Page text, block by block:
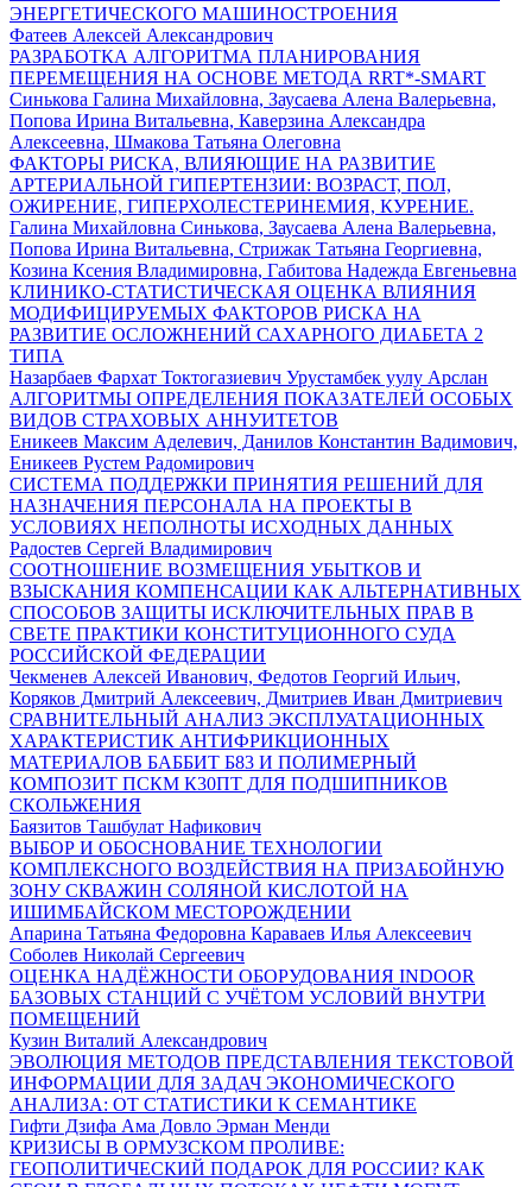
ЭНЕРГЕТИЧЕСКОГО МАШИНОСТРОЕНИЯ
Фатеев Алексей Александрович
РАЗРАБОТКА АЛГОРИТМА ПЛАНИРОВАНИЯ
ПЕРЕМЕЩЕНИЯ НА ОСНОВЕ МЕТОДА RRT*-SMART
Синькова Галина Михайловна, Заусаева Алена Валерьевна,
Попова Ирина Витальевна, Каверзина Александра
Алексеевна, Шмакова Татьяна Олеговна
ФАКТОРЫ РИСКА, ВЛИЯЮЩИЕ НА РАЗВИТИЕ
АРТЕРИАЛЬНОЙ ГИПЕРТЕНЗИИ: ВОЗРАСТ, ПОЛ,
ОЖИРЕНИЕ, ГИПЕРХОЛЕСТЕРИНЕМИЯ, КУРЕНИЕ.
Галина Михайловна Синькова, Заусаева Алена Валерьевна,
Попова Ирина Витальевна, Стрижак Татьяна Георгиевна,
Козина Ксения Владимировна, Габитова Надежда Евгеньевна
КЛИНИКО-СТАТИСТИЧЕСКАЯ ОЦЕНКА ВЛИЯНИЯ
МОДИФИЦИРУЕМЫХ ФАКТОРОВ РИСКА НА
РАЗВИТИЕ ОСЛОЖНЕНИЙ САХАРНОГО ДИАБЕТА 2
ТИПА
Назарбаев Фархат Токтогазиевич Урустамбек уулу Арслан
АЛГОРИТМЫ ОПРЕДЕЛЕНИЯ ПОКАЗАТЕЛЕЙ ОСОБЫХ
ВИДОВ СТРАХОВЫХ АННУИТЕТОВ
Еникеев Максим Аделевич, Данилов Константин Вадимович,
Еникеев Рустем Радомирович
СИСТЕМА ПОДДЕРЖКИ ПРИНЯТИЯ РЕШЕНИЙ ДЛЯ
НАЗНАЧЕНИЯ ПЕРСОНАЛА НА ПРОЕКТЫ В
УСЛОВИЯХ НЕПОЛНОТЫ ИСХОДНЫХ ДАННЫХ
Радостев Сергей Владимирович
СООТНОШЕНИЕ ВОЗМЕЩЕНИЯ УБЫТКОВ И
ВЗЫСКАНИЯ КОМПЕНСАЦИИ КАК АЛЬТЕРНАТИВНЫХ
СПОСОБОВ ЗАЩИТЫ ИСКЛЮЧИТЕЛЬНЫХ ПРАВ В
СВЕТЕ ПРАКТИКИ КОНСТИТУЦИОННОГО СУДА
РОССИЙСКОЙ ФЕДЕРАЦИИ
Чекменев Алексей Иванович, Федотов Георгий Ильич,
Коряков Дмитрий Алексеевич, Дмитриев Иван Дмитриевич
СРАВНИТЕЛЬНЫЙ АНАЛИЗ ЭКСПЛУАТАЦИОННЫХ
ХАРАКТЕРИСТИК АНТИФРИКЦИОННЫХ
МАТЕРИАЛОВ БАББИТ Б83 И ПОЛИМЕРНЫЙ
КОМПОЗИТ ПСКМ К30ПТ ДЛЯ ПОДШИПНИКОВ
СКОЛЬЖЕНИЯ
Баязитов Ташбулат Нафикович
ВЫБОР И ОБОСНОВАНИЕ ТЕХНОЛОГИИ
КОМПЛЕКСНОГО ВОЗДЕЙСТВИЯ НА ПРИЗАБОЙНУЮ
ЗОНУ СКВАЖИН СОЛЯНОЙ КИСЛОТОЙ НА
ИШИМБАЙСКОМ МЕСТОРОЖДЕНИИ
Апарина Татьяна Федоровна Караваев Илья Алексеевич
Соболев Николай Сергеевич
ОЦЕНКА НАДЁЖНОСТИ ОБОРУДОВАНИЯ INDOOR
БАЗОВЫХ СТАНЦИЙ С УЧЁТОМ УСЛОВИЙ ВНУТРИ
ПОМЕЩЕНИЙ
Кузин Виталий Александрович
ЭВОЛЮЦИЯ МЕТОДОВ ПРЕДСТАВЛЕНИЯ ТЕКСТОВОЙ
ИНФОРМАЦИИ ДЛЯ ЗАДАЧ ЭКОНОМИЧЕСКОГО
АНАЛИЗА: ОТ СТАТИСТИКИ К СЕМАНТИКЕ
Гифти Дзифа Ама Довло Эрман Менди
КРИЗИСЫ В ОРМУЗСКОМ ПРОЛИВЕ:
ГЕОПОЛИТИЧЕСКИЙ ПОДАРОК ДЛЯ РОССИИ? КАК